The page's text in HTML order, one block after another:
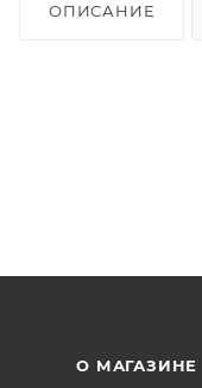
ОПИСАНИЕ
О МАГАЗИНЕ